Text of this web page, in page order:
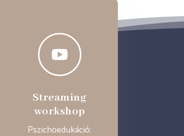

Streaming
workshop
Pszichoedukáció: